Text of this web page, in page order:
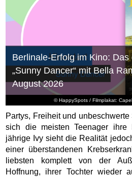
© HappySpots / Filmplakat:
Berlinale-Erfolg im Kino:
„Sunny Dancer“ mit Bella
August 2026
Partys, Freiheit und
sich die meisten Teenager
jährige Ivy sieht die Realität
einer überstandenen
liebsten komplett von der
Hoffnung, ihrer Tochter wieder